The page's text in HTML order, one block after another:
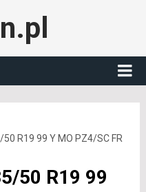
50 R19 99 Y MO PZ4/SC FR
50 R19 99